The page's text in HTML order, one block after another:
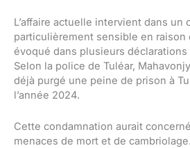
L’affaire actuelle intervient dans un
particulièrement sensible en raison
évoqué dans plusieurs déclarations
Selon la police de Tuléar,
déjà purgé une peine de prison à
l’année 2024.
Cette condamnation aurait
menaces de mort et de